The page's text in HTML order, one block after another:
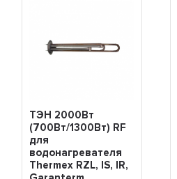
ТЭН 2000Вт
(700Вт/1300Вт) RF
для
водонагревателя
Thermex RZL, IS, IR,